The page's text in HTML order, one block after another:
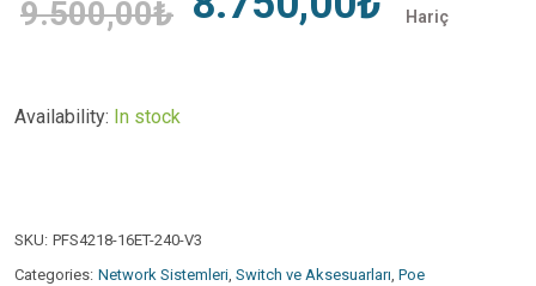
9.500,00₺
Hariç
Availability: In stock
SKU: PFS4218-16ET-240-V3
Categories: Network Sistemleri, Switch ve Aksesuarları, Poe